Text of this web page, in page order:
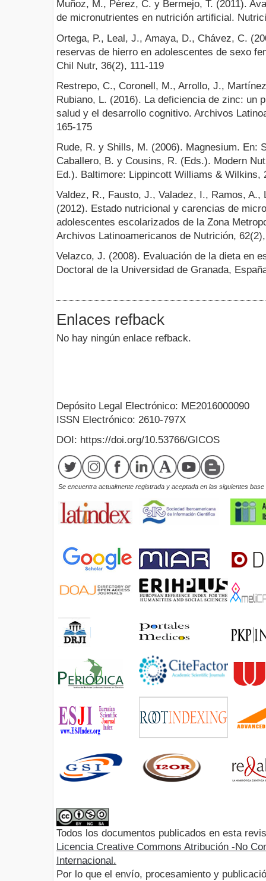
Muñoz, M., Pérez, C. y Bermejo, T. (2011).
de micronutrientes en nutrición artificial.
Ortega, P., Leal, J., Amaya, D., Chávez, C.
reservas de hierro en adolescentes de sexo
Chil Nutr, 36(2), 111-119
Restrepo, C., Coronell, M., Arrollo, J.,
Rubiano, L. (2016). La deficiencia de zinc: un
salud y el desarrollo cognitivo. Archivos
165-175
Rude, R. y Shills, M. (2006). Magnesium. En:
Caballero, B. y Cousins, R. (Eds.). Modern
Ed.). Baltimore: Lippincott Williams & Wilkins,
Valdez, R., Fausto, J., Valadez, I., Ramos, A.,
(2012). Estado nutricional y carencias de
adolescentes escolarizados de la Zona
Archivos Latinoamericanos de Nutrición,
Velazco, J. (2008). Evaluación de la dieta en
Doctoral de la Universidad de Granada,
Enlaces refback
No hay ningún enlace refback.
Depósito Legal Electrónico: ME2016000090
ISSN Electrónico: 2610-797X
DOI: https://doi.org/10.53766/GICOS
Se encuentra actualmente registrada y aceptada en las siguientes
Todos los documentos publicados en esta
Licencia Creative Commons Atribución -No
Internacional.
Por lo que el envío, procesamiento y